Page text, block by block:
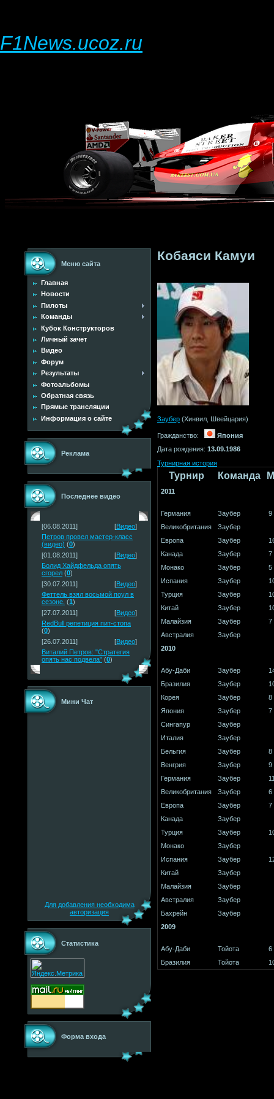
F1News.ucoz.ru
Меню сайта
Главная
Новости
Пилоты
Команды
Кубок Конструкторов
Личный зачет
Видео
Форум
Результаты
Фотоальбомы
Обратная связь
Прямые трансляции
Информация о сайте
Реклама
Последнее видео
[06.08.2011] [Видео]
Петров провел мастер-класс
(видео) (0)
[01.08.2011]
[Видео]
Болид Хайдфельда опять
сгорел (0)
[30.07.2011]
[Видео]
Феттель взял восьмой поул в
сезоне. (1)
[27.07.2011]
[Видео]
RedBull репетиция пит-стопа
(0)
[26.07.2011]
[Видео]
Виталий Петров: "Стратегия
опять нас подвела" (0)
Мини Чат
Для добавления необходима
авторизация
Статистика
Форма входа
Кобаяси Камуи
Заубер (Хинвил, Швейцария)
Гражданство:
Япония
Дата рождения: 13.09.1986
Турнирная история
Турнир Команда
2011
Германия Заубер
9
Великобритания
Заубер
Европа
Заубер
Канада
Заубер
7
Монако
Заубер
5
Испания
Заубер
Турция
Заубер
Китай
Заубер
Малайзия
Заубер
7
Австралия
Заубер
2010
Абу-Даби Заубер
Бразилия
Заубер
Корея
Заубер
8
Япония
Заубер
7
Сингапур
Заубер
Италия
Заубер
Бельгия
Заубер
8
Венгрия
Заубер
9
Германия
Заубер
Великобритания
Заубер
6
Европа
Заубер
7
Канада
Заубер
Турция
Заубер
Монако
Заубер
Испания
Заубер
Китай
Заубер
Малайзия
Заубер
Австралия
Заубер
Бахрейн
Заубер
2009
Абу-Даби Тойота
6
Бразилия
Тойота